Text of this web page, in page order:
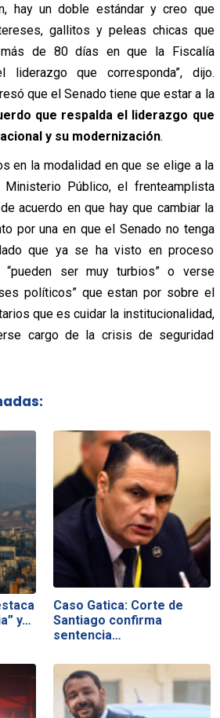
hay un doble estándar y creo que
gallitos y peleas chicas que
de 80 días en que la Fiscalía
liderazgo que corresponda”, dijo.
que el Senado tiene que estar a la
que respalda el liderazgo que
y su modernización.
en la modalidad en que se elige a la
Ministerio Público, el frenteamplista
acuerdo en que hay que cambiar la
por una en que el Senado no tenga
que ya se ha visto en proceso
ser muy turbios” o verse
políticos” que estan por sobre el
que es cuidar la institucionalidad,
cargo de la crisis de seguridad
y…
Caso Gatica: Corte de
Santiago confirma
sentencia…